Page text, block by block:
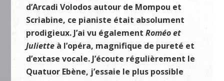
d’Arcadi Volodos autour de Mompou et
Scriabine, ce pianiste était absolument
prodigieux. J’ai vu égalementRoméo et
Juliette à l’opéra, magnifique de pureté et
d’extase vocale. J’écoute régulièrement le
Quatuor Ebène, j’essaie le plus possible